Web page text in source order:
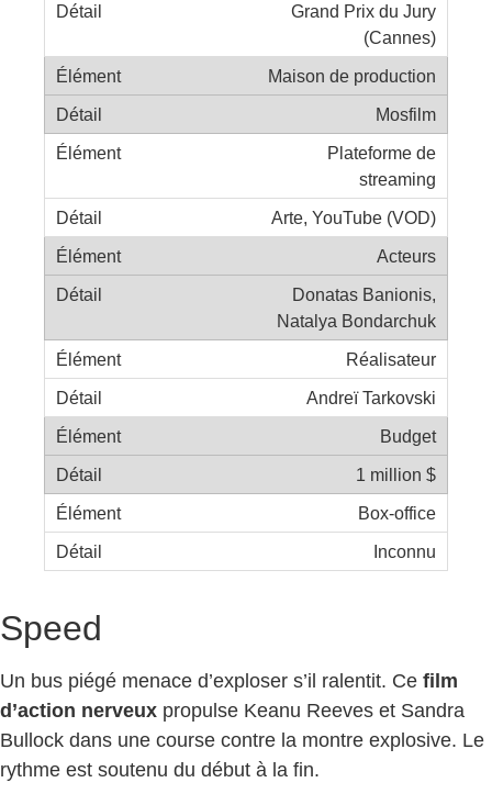
Grand Prix du Jury
(Cannes)
Maison de production
Mosfilm
Plateforme de
streaming
Arte, YouTube (VOD)
Acteurs
Donatas Banionis,
Natalya Bondarchuk
Réalisateur
Andreï Tarkovski
Budget
1 million $
Box-office
Inconnu
Speed
Un bus piégé menace d’exploser s’il ralentit. Ce film
d’action nerveux propulse Keanu Reeves et Sandra
Bullock dans une course contre la montre explosive. Le
rythme est soutenu du début à la fin.